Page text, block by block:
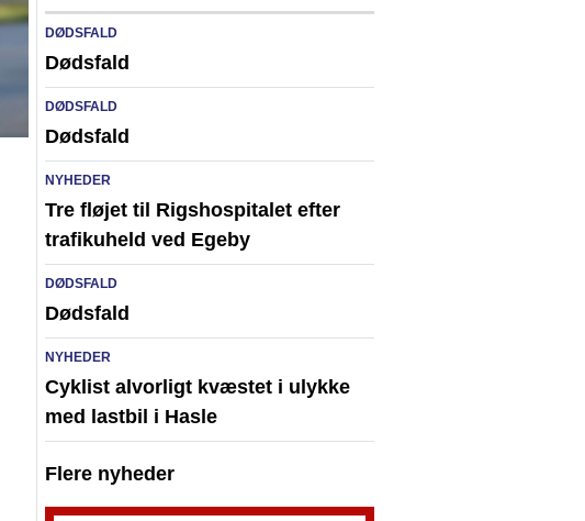
DØDSFALD
Dødsfald
DØDSFALD
Dødsfald
NYHEDER
Tre fløjet til Rigshospitalet efter
trafikuheld ved Egeby
DØDSFALD
Dødsfald
NYHEDER
Cyklist alvorligt kvæstet i ulykke
med lastbil i Hasle
Flere nyheder